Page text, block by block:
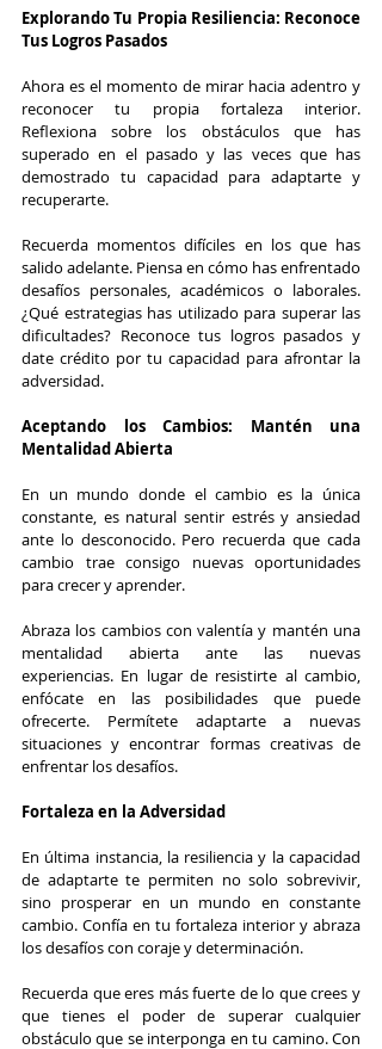
Explorando Tu Propia Resiliencia: Reconoce
Tus Logros Pasados
Ahora es el momento de mirar hacia adentro y
reconocer tu propia fortaleza interior.
Reflexiona sobre los obstáculos que has
superado en el pasado y las veces que has
demostrado tu capacidad para adaptarte y
recuperarte.
Recuerda momentos difíciles en los que has
salido adelante. Piensa en cómo has enfrentado
desafíos personales, académicos o laborales.
¿Qué estrategias has utilizado para superar las
dificultades? Reconoce tus logros pasados y
date crédito por tu capacidad para afrontar la
adversidad.
Aceptando los Cambios: Mantén una
Mentalidad Abierta
En un mundo donde el cambio es la única
constante, es natural sentir estrés y ansiedad
ante lo desconocido. Pero recuerda que cada
cambio trae consigo nuevas oportunidades
para crecer y aprender.
Abraza los cambios con valentía y mantén una
mentalidad abierta ante las nuevas
experiencias. En lugar de resistirte al cambio,
enfócate en las posibilidades que puede
ofrecerte. Permítete adaptarte a nuevas
situaciones y encontrar formas creativas de
enfrentar los desafíos.
Fortaleza en la Adversidad
En última instancia, la resiliencia y la capacidad
de adaptarte te permiten no solo sobrevivir,
sino prosperar en un mundo en constante
cambio. Confía en tu fortaleza interior y abraza
los desafíos con coraje y determinación.
Recuerda que eres más fuerte de lo que crees y
que tienes el poder de superar cualquier
obstáculo que se interponga en tu camino. Con